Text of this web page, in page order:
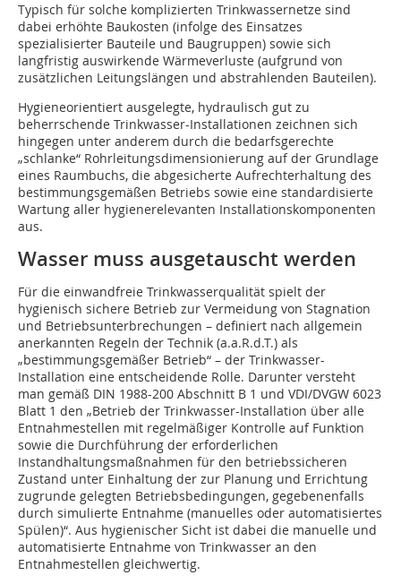
Typisch für solche komplizierten Trinkwassernetze sind
dabei erhöhte Baukosten (infolge des Einsatzes
spezialisierter Bauteile und Baugruppen) sowie sich
langfristig auswirkende Wärmeverluste (aufgrund von
zusätzlichen Leitungslängen und abstrahlenden Bauteilen).
Hygieneorientiert ausgelegte, hydraulisch gut zu
beherrschende Trinkwasser-Installationen zeichnen sich
hingegen unter anderem durch die bedarfsgerechte
„schlanke“ Rohrleitungsdimensionierung auf der Grundlage
eines Raumbuchs, die abgesicherte Aufrechterhaltung des
bestimmungsgemäßen Betriebs sowie eine standardisierte
Wartung aller hygienerelevanten Installationskomponenten
aus.
Wasser muss ausgetauscht werden
Für die einwandfreie Trinkwasserqualität spielt der
hygienisch sichere Betrieb zur Vermeidung von Stagnation
und Betriebsunterbrechungen – definiert nach allgemein
anerkannten Regeln der Technik (a.a.R.d.T.) als
„bestimmungsgemäßer Betrieb“ – der Trinkwasser-
Installation eine entscheidende Rolle. Darunter versteht
man gemäß DIN 1988-200 Abschnitt B 1 und VDI/DVGW 6023
Blatt 1 den „Betrieb der Trinkwasser-Installation über alle
Entnahmestellen mit regelmäßiger Kontrolle auf Funktion
sowie die Durchführung der erforderlichen
Instandhaltungsmaßnahmen für den betriebssicheren
Zustand unter Einhaltung der zur Planung und Errichtung
zugrunde gelegten Betriebsbedingungen, gegebenenfalls
durch simulierte Entnahme (manuelles oder automatisiertes
Spülen)“. Aus hygienischer Sicht ist dabei die manuelle und
automatisierte Entnahme von Trinkwasser an den
Entnahmestellen gleichwertig.